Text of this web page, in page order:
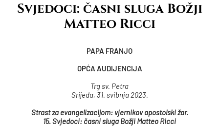
Svjedoci: časni sluga Božji
Matteo Ricci
PAPA FRANJO
OPĆA AUDIJENCIJA
Trg sv. Petra
Srijeda, 31. svibnja 2023.
Strast za evangelizacijom: vjernikov apostolski žar.
15.Svjedoci: časni sluga Božji Matteo Ricci